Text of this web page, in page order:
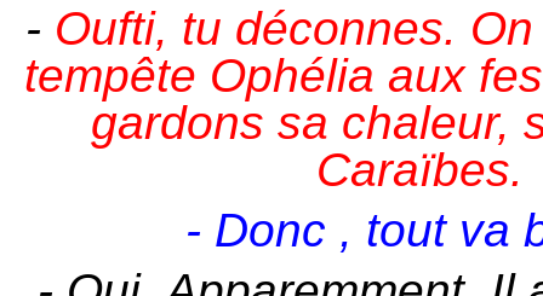
- Oufti, tu déconnes.
tempête Ophélia aux
gardons sa chaleur,
Caraïbes.
- Donc , tout va